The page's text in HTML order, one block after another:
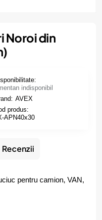
Noroi din
indisponibil
AVEX
produs:
APN40x30
Recenzii
pentru camion, VAN,